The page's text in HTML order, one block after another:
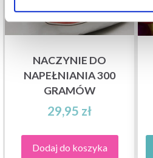
NACZYNIE DO
NAPEŁNIANIA 300
GRAMÓW
29,95 zł
Dodaj do koszyka